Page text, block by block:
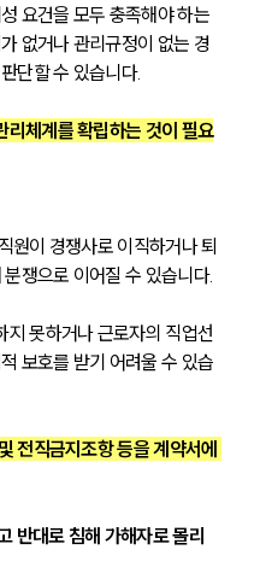
요건을 모두 충족해야 하는
없거나 관리규정이 없는 경
단할 수 있습니다.
리체계를 확립하는 것이 필요
원이 경쟁사로 이직하거나 퇴
쟁으로 이어질 수 있습니다.
못하거나 근로자의 직업선
보호를 받기 어려울 수 있습
전직금지조항 등을 계약서에
반대로 침해 가해자로 몰리